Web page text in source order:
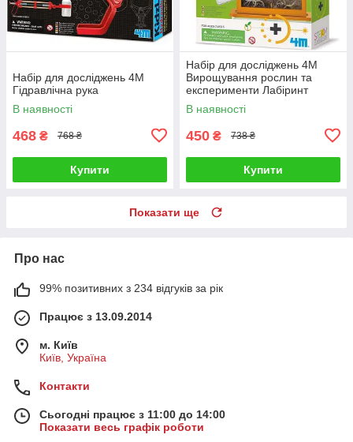
Набір для досліджень 4M
Гідравлічна рука
В наявності
468 ₴ 768 ₴
Купити
Набір для досліджень 4М
Вирощування рослин та
експерименти Лабіринт
В наявності
450 ₴ 738 ₴
Купити
Показати ще
Про нас
99% позитивних з 234 відгуків за рік
Працює з 13.09.2014
м. Київ
Київ, Україна
Контакти
Сьогодні працює з 11:00 до 14:00
Показати весь графік роботи